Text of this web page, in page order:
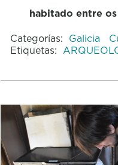
habitado entre
Categorías: Galicia
Etiquetas: